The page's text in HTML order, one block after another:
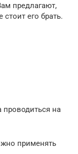
предлагают,
его брать.
проводиться на
применять